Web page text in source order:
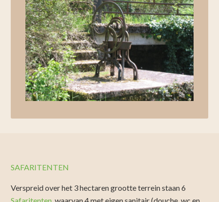
SAFARITENTEN
Verspreid over het 3 hectaren grootte terrein staan 6